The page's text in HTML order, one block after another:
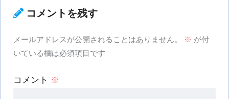
コメントを残す
メールアドレスが公開されることはありません。 ※ が付
いている欄は必須項目です
コメント ※